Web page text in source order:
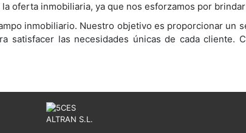
oferta inmobiliaria, ya que nos esforzamos por
inmobiliario. Nuestro objetivo es proporcionar un
satisfacer las necesidades únicas de cada cliente.